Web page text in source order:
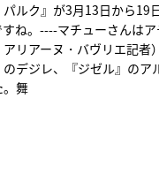
ルク』が3月13日から19
ね。----マチューさんは
アーヌ・バヴリエ記者）
デジレ、『ジゼル』のア
。舞